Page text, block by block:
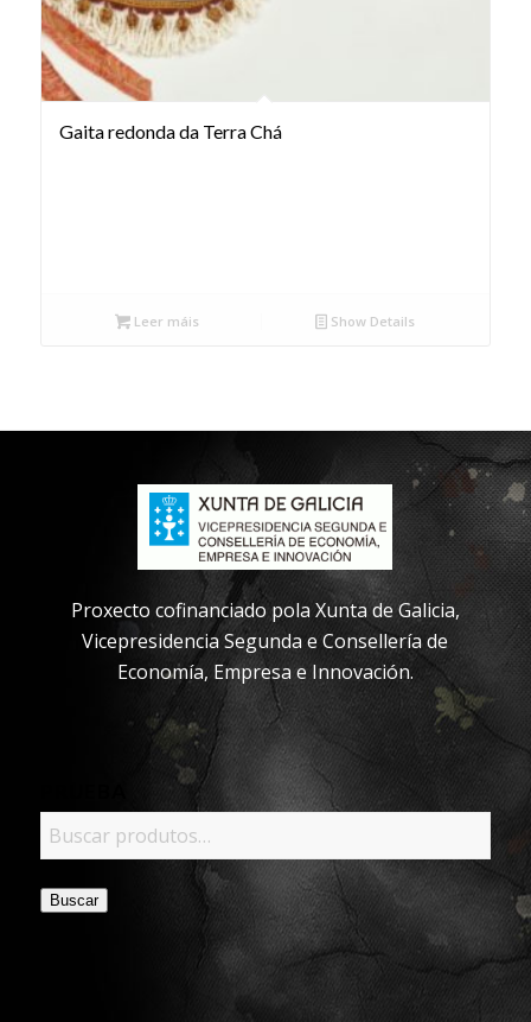
Gaita redonda da Terra Chá
Leer máis Show Details
Proxecto cofinanciado pola Xunta de Galicia,
Vicepresidencia Segunda e Consellería de
Economía, Empresa e Innovación.
Buscar